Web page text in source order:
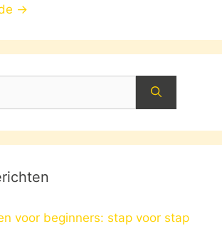
→
voor beginners: stap voor stap